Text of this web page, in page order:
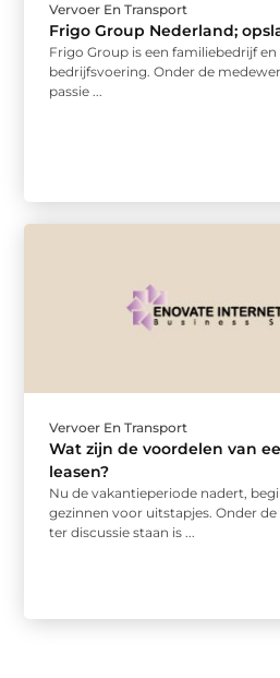
Vervoer En Transport
Frigo Group Nederland;
Frigo Group is een familiebedrijf
bedrijfsvoering. Onder de
passie ...
Vervoer En Transport
Wat zijn de voordelen van
leasen?
Nu de vakantieperiode nadert,
gezinnen voor uitstapjes. Onder
ter discussie staan is ...